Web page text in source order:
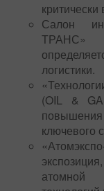
Салон
ТРАНС»
логистики.
(OIL &
ключевого
атомной